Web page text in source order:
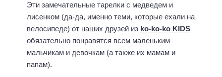
Эти замечательные тарелки с медведем и
лисенком (да-да, именно теми, которые ехали на
велосипеде) от наших друзей из ko-ko-ko KIDS
обязательно понравятся всем маленьким
мальчикам и девочкам (а также их мамам и
папам).